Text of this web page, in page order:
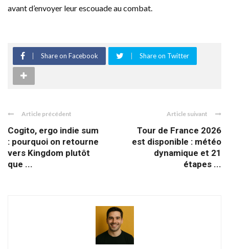
avant d’envoyer leur escouade au combat.
Share on Facebook Share on Twitter
Article précédent
Cogito, ergo indie sum
: pourquoi on retourne
vers Kingdom plutôt
que ...
Article suivant
Tour de France 2026
est disponible : météo
dynamique et 21
étapes ...